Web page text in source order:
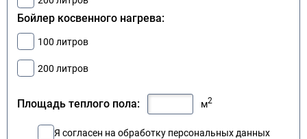
Бойлер косвенного нагрева:
100 литров
200 литров
Площадь теплого пола: м2
Я согласен на обработку персональных данных